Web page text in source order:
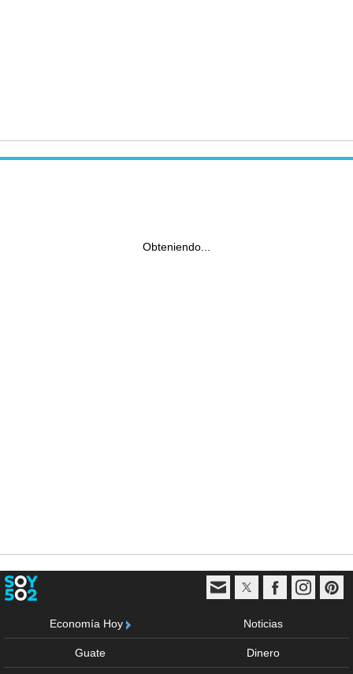
Obteniendo...
Economía Hoy Noticias
Guate Dinero